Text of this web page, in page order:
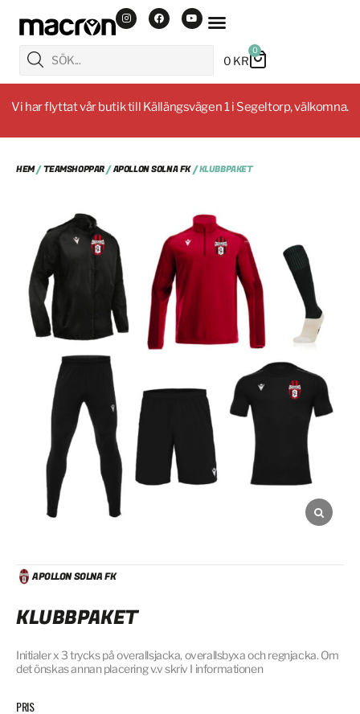
0 KR
0
Vi har flyttat vår butik till Källängsvägen 1 i Segeltorp, välkomna.
HEM/TEAMSHOPPAR/APOLLON SOLNA FK/ KLUBBPAKET
APOLLON SOLNA FK
KLUBBPAKET
Initialer x 3 trycks på overallsjacka, overallsbyxa och regnjacka. Om
det önskas annan placering v.v skriv I informationen